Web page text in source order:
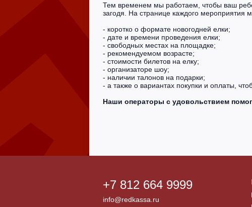
Тем временем мы работаем, чтобы ваш
загодя. На странице каждого мероприятия
- коротко о формате новогодней елки;
- дате и времени проведения елки;
- свободных местах на площадке;
- рекомендуемом возрасте;
- стоимости билетов на елку;
- организаторе шоу;
- наличии талонов на подарки;
- а также о вариантах покупки и оплаты,
Наши операторы с удовольствием
+7 812 664 9999
info@redkassa.ru